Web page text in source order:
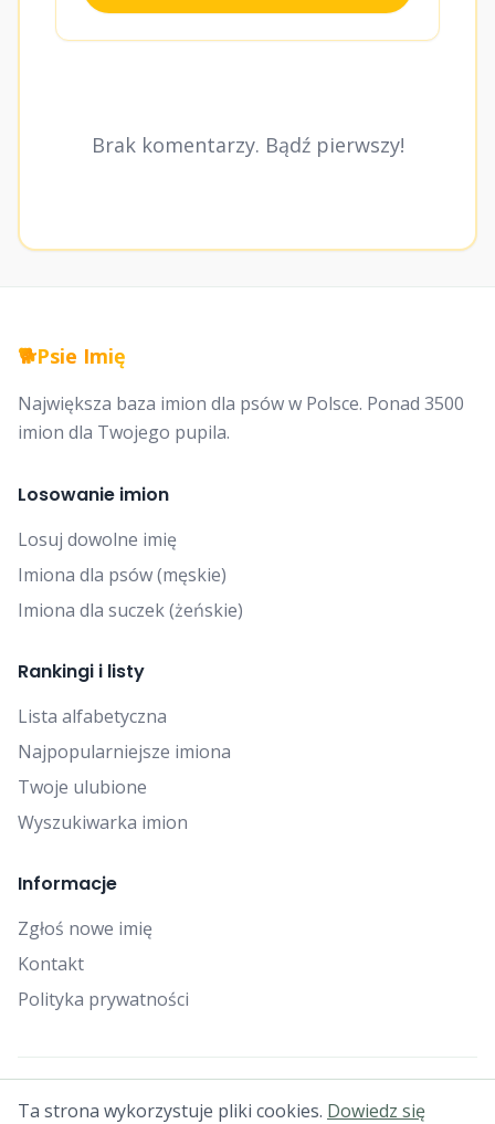
Brak komentarzy. Bądź pierwszy!
🐕Psie Imię
Największa baza imion dla psów w Polsce. Ponad 3500
imion dla Twojego pupila.
Losowanie imion
Losuj dowolne imię
Imiona dla psów (męskie)
Imiona dla suczek (żeńskie)
Rankingi i listy
Lista alfabetyczna
Najpopularniejsze imiona
Twoje ulubione
Wyszukiwarka imion
Informacje
Zgłoś nowe imię
Kontakt
Polityka prywatności
© 2025 Falcon Bytes. Wszelkie prawa zastrzeżone.
Ta strona wykorzystuje pliki cookies. Dowiedz się